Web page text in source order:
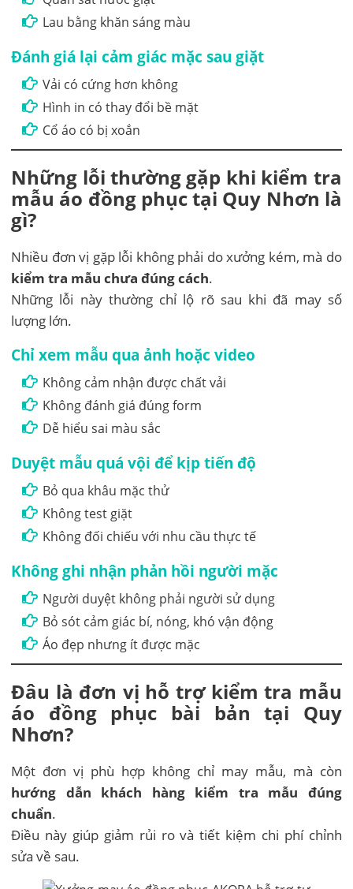
Lau bằng khăn sáng màu
Đánh giá lại cảm giác mặc sau giặt
Vải có cứng hơn không
Hình in có thay đổi bề mặt
Cổ áo có bị xoắn
Những lỗi thường gặp khi kiểm tra
mẫu áo đồng phục tại Quy Nhơn là
gì?
Nhiều đơn vị gặp lỗi không phải do xưởng kém, mà do
kiểm tra mẫu chưa đúng cách.
Những lỗi này thường chỉ lộ rõ sau khi đã may số
lượng lớn.
Chỉ xem mẫu qua ảnh hoặc video
Không cảm nhận được chất vải
Không đánh giá đúng form
Dễ hiểu sai màu sắc
Duyệt mẫu quá vội để kịp tiến độ
Bỏ qua khâu mặc thử
Không test giặt
Không đối chiếu với nhu cầu thực tế
Không ghi nhận phản hồi người mặc
Người duyệt không phải người sử dụng
Bỏ sót cảm giác bí, nóng, khó vận động
Áo đẹp nhưng ít được mặc
Đâu là đơn vị hỗ trợ kiểm tra mẫu
áo đồng phục bài bản tại Quy
Nhơn?
Một đơn vị phù hợp không chỉ may mẫu, mà còn
hướng dẫn khách hàng kiểm tra mẫu đúng
chuẩn.
Điều này giúp giảm rủi ro và tiết kiệm chi phí chỉnh
sửa về sau.